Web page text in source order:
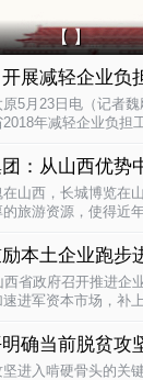
【 】
展减轻企业负
原5月23日电（记者
2018年减轻企业负
乱收...
：从山西优势
山西，长城博览在
旅游资源，使得近
... 本土企业跑步
西省政府召开推进企
速进军资本市场，
确当前脱贫攻
进入啃硬骨头的关